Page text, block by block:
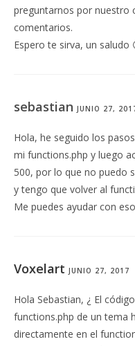
preguntarnos por nuestro
comentarios.
Espero te sirva, un saludo
sebastian JUNIO 27,
Hola, he seguido los
mi functions.php y luego
500, por lo que no puedo
y tengo que volver al
Me puedes ayudar con
Voxelart JUNIO 27, 2017
Hola Sebastian, ¿ El
functions.php de un tema
directamente en el